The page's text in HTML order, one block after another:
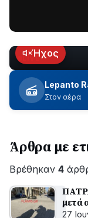
Κωτσανά
για
τα
μεγάλα
έργα
LIVEΉχος
Lepanto
Στον αέρα
Άρθρα με
Βρέθηκαν 4
μετά
27